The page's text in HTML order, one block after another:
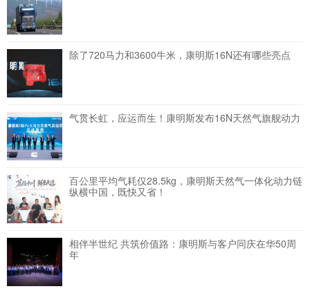
除了720马力和3600牛米，康明斯16N还有哪些亮点
气贯长虹，应运而生！康明斯发布16N天然气旗舰动力
百公里平均气耗仅28.5kg，康明斯天然气一体化动力链
纵横中国，既快又省！
相伴半世纪 共筑价值路：康明斯与客户同庆在华50周
年